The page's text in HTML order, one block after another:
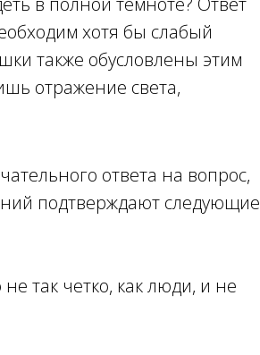
хотя бы слабый
также обусловлены этим
отражение света,
ответа на вопрос,
подтверждают следующие
так четко, как люди, и не